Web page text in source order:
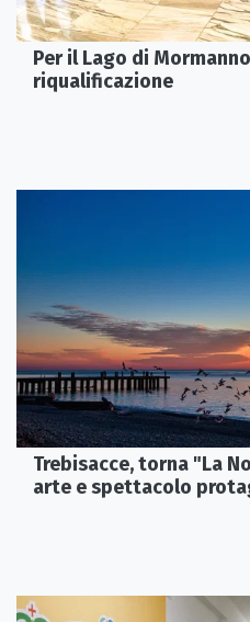
Per il Lago di
riqualificazione
Trebisacce, torna "La
arte e spettacolo